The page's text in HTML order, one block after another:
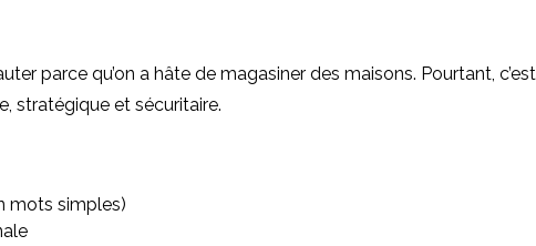
parce qu’on a hâte de magasiner des maisons. Pourtant,
stratégique et sécuritaire.
mots simples)